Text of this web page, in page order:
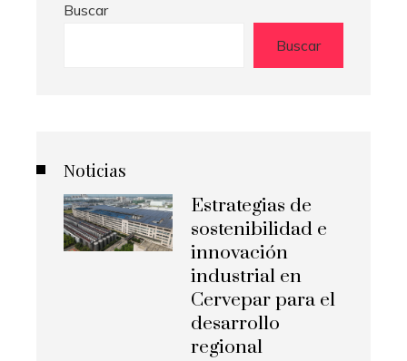
Buscar
Buscar
Noticias
Estrategias de
sostenibilidad e
innovación
industrial en
Cervepar para el
desarrollo
regional